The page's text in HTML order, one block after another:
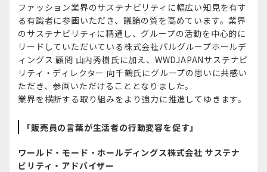
ファッション業界のサステナビリティに幅広い知見を有す
る有識者に参画いただき、議論の質を高めています。業界
のサステナビリティに精通し、グループの活動を中心的に
リードしていただいている株式会社パルグループホールデ
ィングス 顧問 山内秀樹氏に加え、WWDJAPANサステナビ
リティ・ディレクター 向千鶴氏にグループの思いに共感い
ただき、参画いただけることとなりました。
業界を横断する取り組みをより強力に推進してゆきます。
「販売員の言葉が生活者の行動変容を促す」
ワールド・モード・ホールディングス株式会社 サステナ
ビリティ・アドバイザー